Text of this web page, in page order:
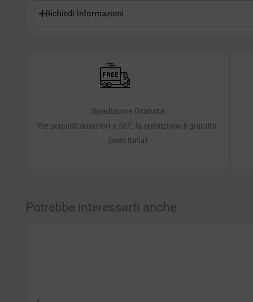
Richiedi Informazioni
Spedizione Gratuita
Per acquisti superiori a 50€, la spedizione è gratuita.
(solo Italia)
Potrebbe interessarti anche